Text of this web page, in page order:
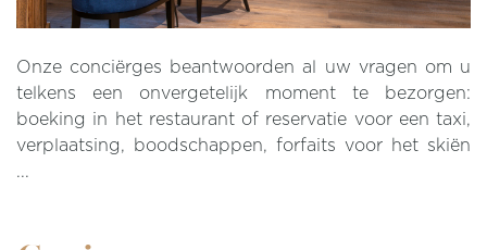
Onze conciërges beantwoorden al uw vragen om u
telkens een onvergetelijk moment te bezorgen:
boeking in het restaurant of reservatie voor een taxi,
verplaatsing, boodschappen, forfaits voor het skiën
...